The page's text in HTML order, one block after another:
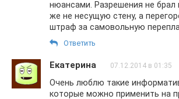
нюансами. Разрешения не брал
же не несущую стену, а
штраф за самовольную
Ответить
Екатерина 07.12.2014 в 01:35
Очень люблю такие
которые можно применить на